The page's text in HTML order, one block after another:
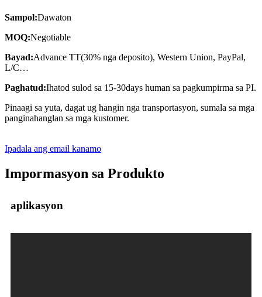
Sampol:Dawaton
MOQ:Negotiable
Bayad:Advance TT(30% nga deposito), Western Union, PayPal,
L/C…
Paghatud:Ihatod sulod sa 15-30days human sa pagkumpirma sa PI.
Pinaagi sa yuta, dagat ug hangin nga transportasyon, sumala sa mga
panginahanglan sa mga kustomer.
Ipadala ang email kanamo
Impormasyon sa Produkto
aplikasyon